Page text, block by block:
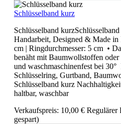
Schlüsselband kurz
Schlüsselband
Handarbeit, Designed & Made
cm | Ringdurchmesser: 5 cm •
benäht mit Baumwollstoffen oder
und waschmaschinenfest bei 30°
Schlüsselring, Gurtband,
Schlüsselband kurz
haltbar, waschbar
Verkaufspreis: 10,00 € Regulärer
gespart)